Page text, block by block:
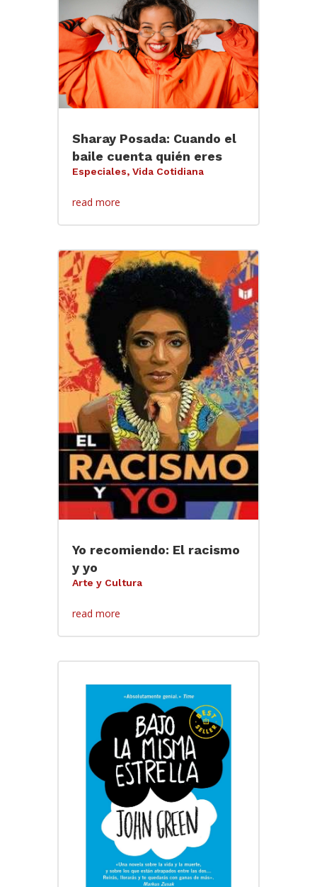
Sharay Posada: Cuando el
baile cuenta quién eres
Especiales, Vida Cotidiana
read more
Yo recomiendo: El racismo
y yo
Arte y Cultura
read more